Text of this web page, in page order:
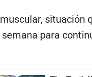
situación
para